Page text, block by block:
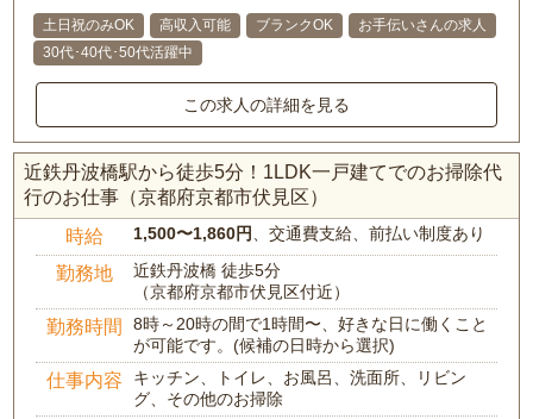
土日祝のみOK 高収入可能 ブランクOK
お手伝いさんの求人
30代･40代･50代活躍中
この求人の詳細を見る
近鉄丹波橋駅から徒歩5分！1LDK一戸建てでのお掃除代
行のお仕事（京都府京都市伏見区）
時給 1,500〜1,860円 、交通費支給、前払い制度あり
勤務地
近鉄丹波橋 徒歩5分
（京都府京都市伏見区付近）
勤務時間
8時～20時の間で1時間〜、好きな日に働くこと
が可能です。(候補の日時から選択)
仕事内容
キッチン、トイレ、お風呂、洗面所、リビン
グ、その他のお掃除